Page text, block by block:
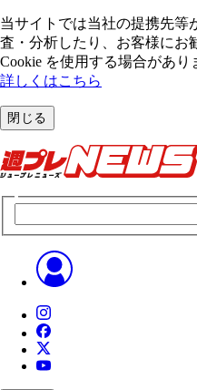
当サイトでは当社の提携先等
査・分析したり、お客様にお
Cookie を使⽤する場合があり
詳しくはこちら
閉じる